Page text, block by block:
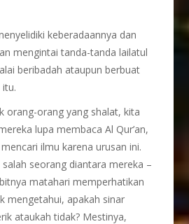
keberadaannya dan
mengintai tanda-tanda lailatul
beribadah ataupun berbuat
orang-orang yang shalat, kita
lupa membaca Al Qur’an,
ilmu karena urusan ini.
salah seorang diantara mereka –
matahari memperhatikan
mengetahui, apakah sinar
ataukah tidak? Mestinya,